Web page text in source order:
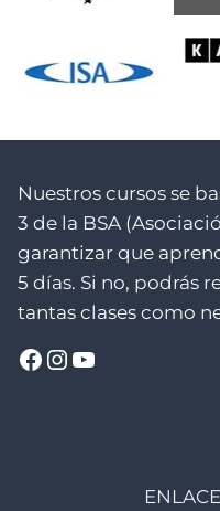
Nuestros cursos se
3 de la BSA
garantizar que
5 días. Si no, podrás
tantas clases como
Facebook
Instagram
YouTube